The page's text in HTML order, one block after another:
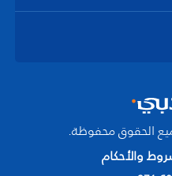
والأحكام